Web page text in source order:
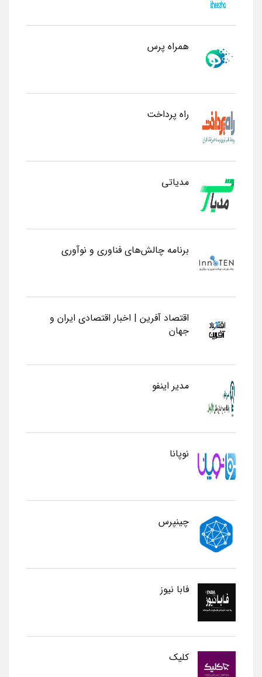
همراه پرس
راه پرداخت
مدیاتی
برنامه چالش‌های فناوری و نوآوری
اقتصاد آفرین | اخبار اقتصادی ایران و
جهان
مدیر اینفو
نوپانا
چینپرس
فابا نیوز
کلیک